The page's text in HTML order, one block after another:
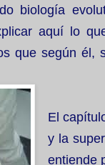
biología
aquí lo
que según él,
El
y la
entiende